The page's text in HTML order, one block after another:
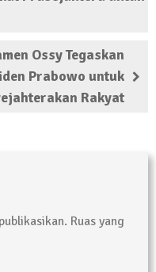
Ossy Tegaskan
Prabowo untuk
Rakyat
Ruas yang